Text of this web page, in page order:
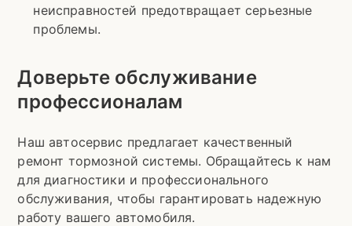
неисправностей предотвращает серьезные
проблемы.
Доверьте обслуживание
профессионалам
Наш автосервис предлагает качественный
ремонт тормозной системы. Обращайтесь к нам
для диагностики и профессионального
обслуживания, чтобы гарантировать надежную
работу вашего автомобиля.